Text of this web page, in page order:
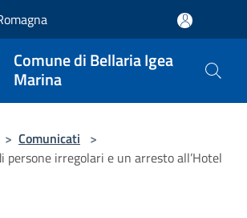
Comune di Bellaria Igea
Marina
> Comunicati >
persone irregolari e un arresto all’Hotel